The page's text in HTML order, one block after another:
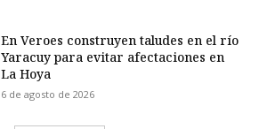
En Veroes construyen taludes en el río
Yaracuy para evitar afectaciones en
La Hoya
6 de agosto de 2026